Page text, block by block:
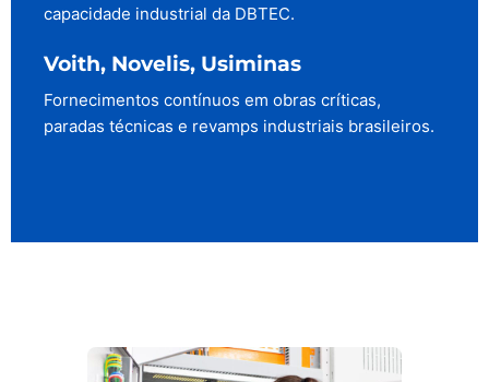
capacidade industrial da DBTEC.
Voith, Novelis, Usiminas
Fornecimentos contínuos em obras críticas,
paradas técnicas e revamps industriais brasileiros.